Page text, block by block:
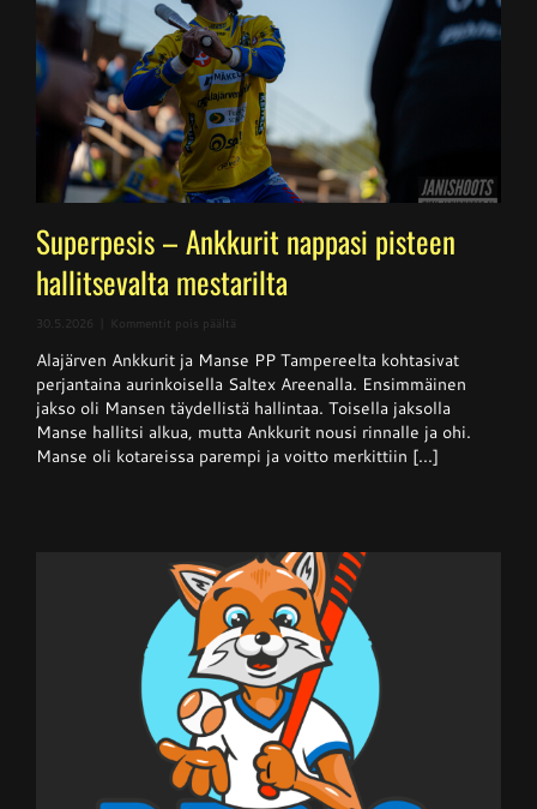
Superpesis – Ankkurit nappasi pisteen
hallitsevalta mestarilta
30.5.2026 Kommentit pois päältä
–
Ankkurit
nappasi
pisteen
hallitsevalta
mestarilta
Alajärven Ankkurit ja Manse PP Tampereelta kohtasivat
perjantaina aurinkoisella Saltex Areenalla. Ensimmäinen
jakso oli Mansen täydellistä hallintaa. Toisella jaksolla
Manse hallitsi alkua, mutta Ankkurit nousi rinnalle ja ohi.
Manse oli kotareissa parempi ja voitto merkittiin [...]